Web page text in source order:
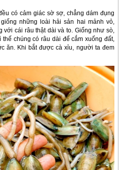
có cảm giác sờ sợ, chẳng dám đụng
những loài hải sản hai mảnh vỏ,
cái râu thật dài và to. Giống như sò,
chúng có râu dài để cắm xuống đất,
ăn. Khi bắt được cà xỉu, người ta đem